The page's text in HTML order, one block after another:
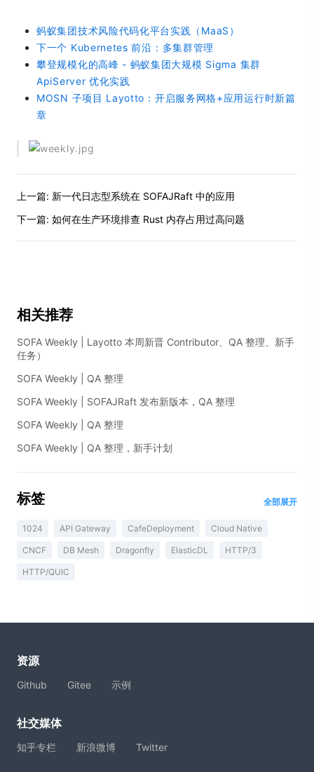
蚂蚁集团技术风险代码化平台实践（MaaS）
下一个 Kubernetes 前沿：多集群管理
攀登规模化的高峰 - 蚂蚁集团大规模 Sigma 集群
ApiServer 优化实践
MOSN 子项目 Layotto：开启服务网格+应用运行时新篇
章
上一篇: 新一代日志型系统在 SOFAJRaft 中的应用
下一篇: 如何在生产环境排查 Rust 内存占用过高问题
相关推荐
SOFA Weekly | Layotto 本周新晋 Contributor、QA 整理、新手
任务）
SOFA Weekly | QA 整理
SOFA Weekly | SOFAJRaft 发布新版本，QA 整理
SOFA Weekly | QA 整理
SOFA Weekly | QA 整理，新手计划
标签 全部展开
1024 API Gateway CafeDeployment Cloud Native
CNCF DB Mesh Dragonfly ElasticDL HTTP/3
HTTP/QUIC
资源
Github Gitee 示例
社交媒体
知乎专栏 新浪微博 Twitter